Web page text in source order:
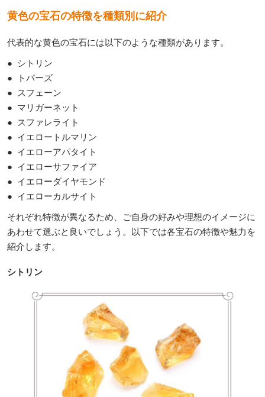
黄色の宝石の特徴を種類別に紹介
代表的な黄色の宝石には以下のような種類があります。
● シトリン
● トパーズ
● スフェーン
● マリガーネット
● スファレライト
● イエロートルマリン
● イエローアパタイト
● イエローサファイア
● イエローダイヤモンド
● イエローカルサイト
それぞれ特徴が異なるため、ご自身の好みや理想のイメージに
あわせて選ぶと良いでしょう。以下では各宝石の特徴や魅力を
紹介します。
シトリン